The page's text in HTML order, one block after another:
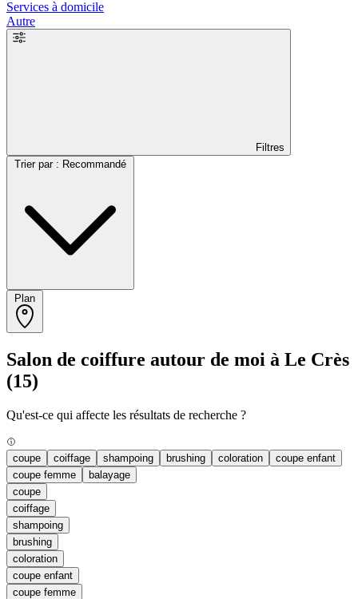
Services à domicile
Autre
Filtres
Salon de coiffure autour de moi à Le Crès
(15)
Qu'est-ce qui affecte les résultats de recherche ?
coupe coiffage shampoing brushing coloration
coupe enfant
coupe femme
balayage
coupe
coiffage
shampoing
brushing
coloration
coupe enfant
coupe femme